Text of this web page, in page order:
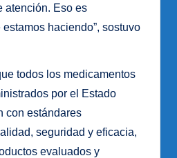
atención. Eso es
haciendo”, sostuvo
todos los medicamentos
por el Estado
con estándares
seguridad y eficacia,
evaluados y